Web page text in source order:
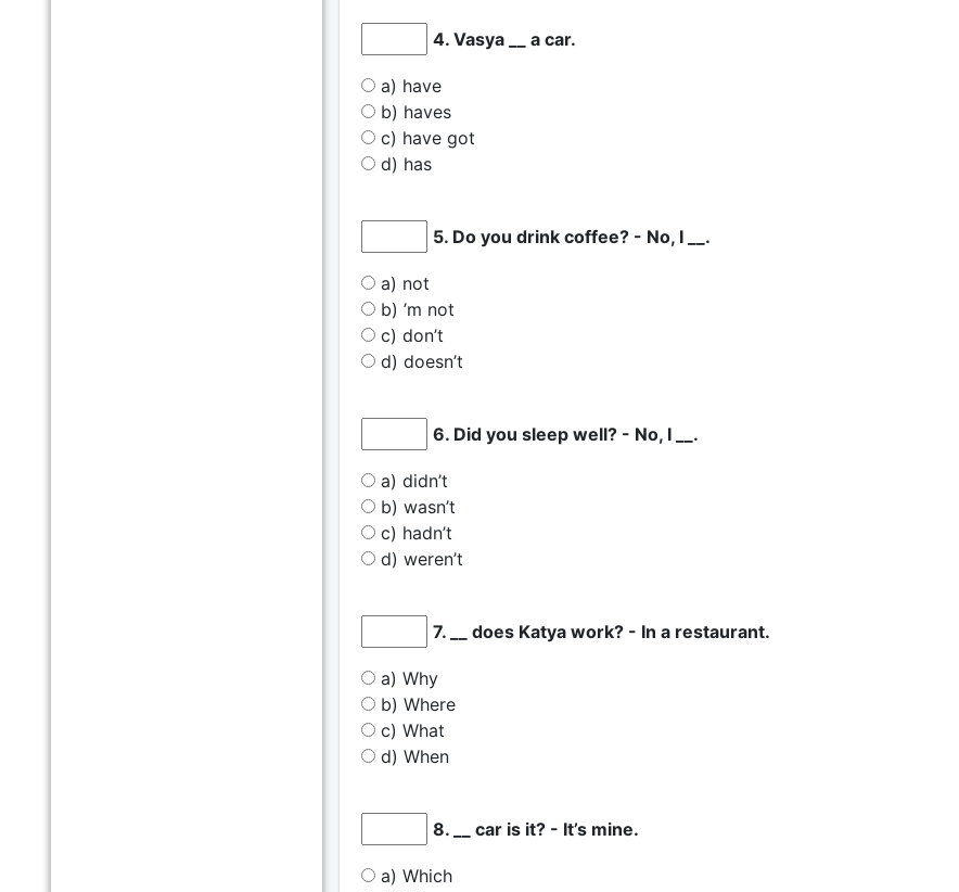
4. Vasya __ a car.
a) have
b) haves
c) have got
d) has
5. Do you drink coffee? - No, I __.
a) not
b) ’m not
c) don’t
d) doesn’t
6. Did you sleep well? - No, I __.
a) didn’t
b) wasn’t
c) hadn’t
d) weren’t
7. __ does Katya work? - In a restaurant.
a) Why
b) Where
c) What
d) When
8. __ car is it? - It’s mine.
a) Which